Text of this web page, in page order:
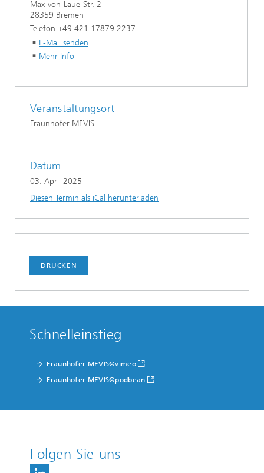
Max-von-Laue-Str. 2
28359 Bremen
Telefon +49 421 17879 2237
E-Mail senden
Mehr Info
Veranstaltungsort
Fraunhofer MEVIS
Datum
03. April 2025
Diesen Termin als iCal herunterladen
DRUCKEN
Schnelleinstieg
Fraunhofer MEVIS@vimeo
Fraunhofer MEVIS@podbean
Folgen Sie uns